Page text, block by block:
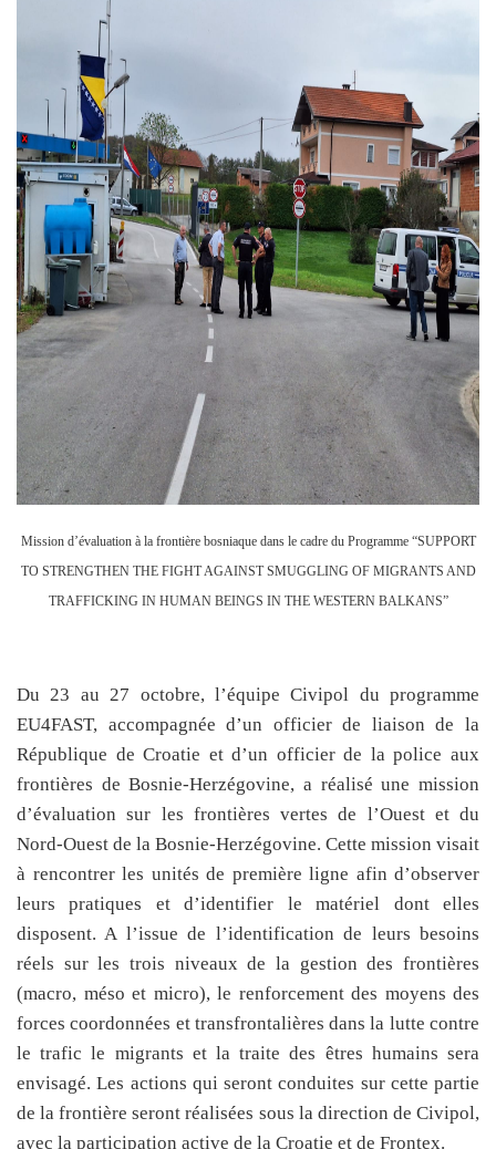
Mission d’évaluation à la frontière bosniaque dans le cadre du Programme “SUPPORT
TO STRENGTHEN THE FIGHT AGAINST SMUGGLING OF MIGRANTS AND
TRAFFICKING IN HUMAN BEINGS IN THE WESTERN BALKANS”
Du 23 au 27 octobre, l’équipe Civipol du programme
EU4FAST, accompagnée d’un officier de liaison de la
République de Croatie et d’un officier de la police aux
frontières de Bosnie-Herzégovine, a réalisé une mission
d’évaluation sur les frontières vertes de l’Ouest et du
Nord-Ouest de la Bosnie-Herzégovine. Cette mission visait
à rencontrer les unités de première ligne afin d’observer
leurs pratiques et d’identifier le matériel dont elles
disposent. A l’issue de l’identification de leurs besoins
réels sur les trois niveaux de la gestion des frontières
(macro, méso et micro), le renforcement des moyens des
forces coordonnées et transfrontalières dans la lutte contre
le trafic le migrants et la traite des êtres humains sera
envisagé. Les actions qui seront conduites sur cette partie
de la frontière seront réalisées sous la direction de Civipol,
avec la participation active de la Croatie et de Frontex.